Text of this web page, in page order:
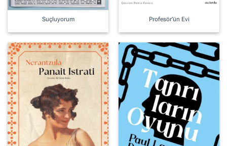
Suçluyorum Profesör’ün Evi